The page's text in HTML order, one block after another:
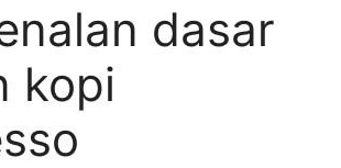
dasar
kopi